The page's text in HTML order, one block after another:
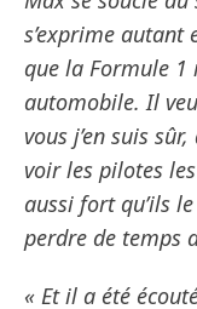
s’exprime autant
que la Formule
automobile. Il
vous j’en suis
voir les pilotes
aussi fort qu’ils
perdre de temps
« Et il a été